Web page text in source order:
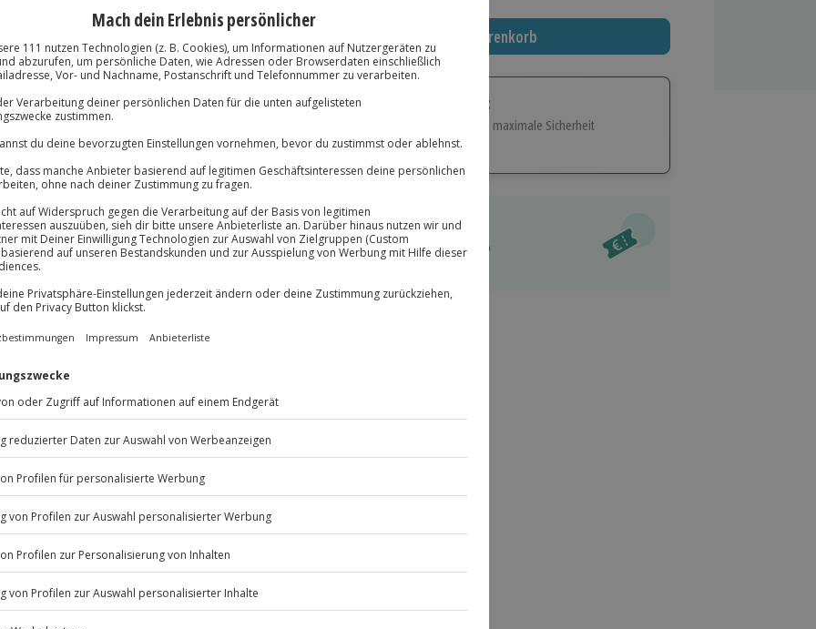
In den Warenkorb
Immer das richtige Geschenk:
Große Auswahl, volle Flexibilität und maximale Sicherheit
Große Auswahl
Volle Flexibilität
Jeder Gutschein für alle Erlebnisse einlösbar.
Maximale Sicherheit
-15%* Club Deal verfügbar
Direktabzug im Warenkorb
Getränke
übertragbar. Details
entdecke beim Braukurs in
erhältst eine umfassende
dir mit Rat und Tat zur Seite
des Bieres und nimm
Biersorten bei einer
Bier-Menü verwöhnen. Alle
sind inklusive. Am Ende
Abschluss deines
und 5-Gänge-Bier-